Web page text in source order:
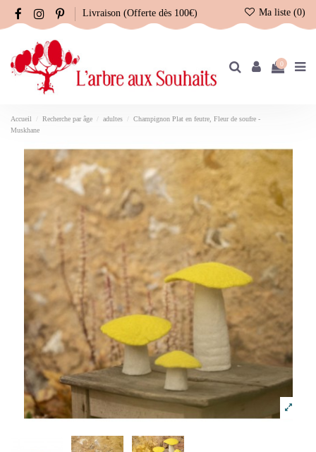
Livraison (Offerte dès 100€) Ma liste (0)
0
Accueil Recherche par âge adultes
Champignon Plat en feutre, Fleur de soufre -
Muskhane